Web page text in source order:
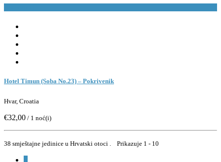
Hotel Timun (Soba No.23) – Pokrivenik
Hvar, Croatia
€32,00 / 1 noć(i)
38 smještajne jedinice u Hrvatski otoci . Prikazuje 1 - 10